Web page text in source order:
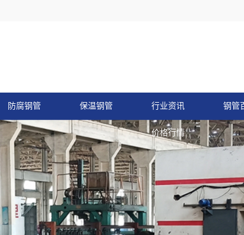
防腐钢管 保温钢管 行业资讯
价格行情
钢管